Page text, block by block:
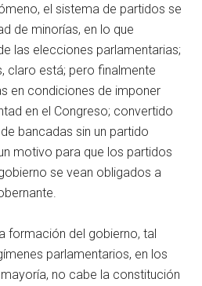
el sistema de partidos se
de minorías, en lo que
las elecciones parlamentarias;
claro está; pero finalmente
en condiciones de imponer
en el Congreso; convertido
bancadas sin un partido
motivo para que los partidos
se vean obligados a
formación del gobierno, tal
parlamentarios, en los
no cabe la constitución